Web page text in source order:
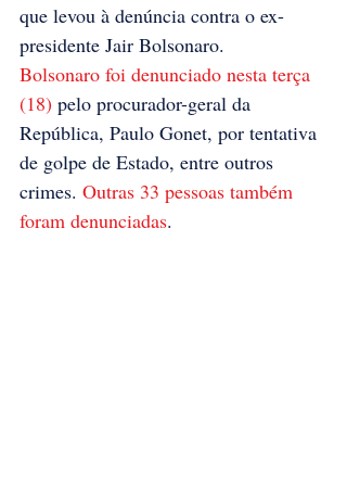
que levou à denúncia contra o ex-
presidente Jair Bolsonaro.
Bolsonaro foi denunciado nesta terça
(18) pelo procurador-geral da
República, Paulo Gonet, por tentativa
de golpe de Estado, entre outros
crimes. Outras 33 pessoas também
foram denunciadas.